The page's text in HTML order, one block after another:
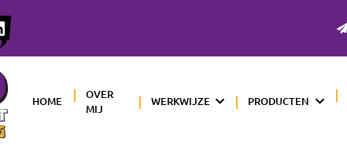
HOME
OVER
MIJ
WERKWIJZE PRODUCTEN